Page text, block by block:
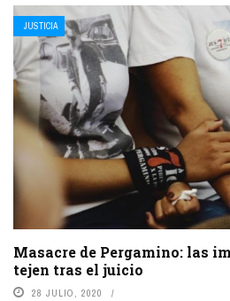
JUSTICIA
Masacre de Pergamino: las
tejen tras el juicio
28 JULIO, 2020